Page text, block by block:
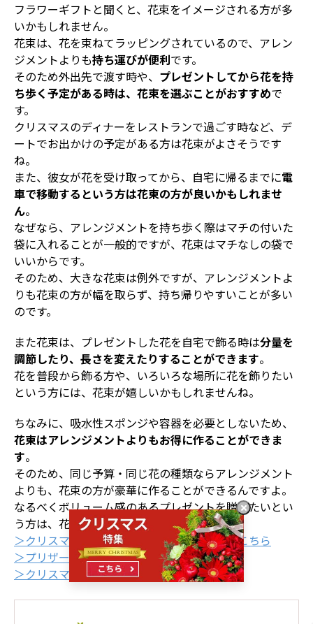
フラワーギフトと聞くと、花束をイメージされる方が多
いかもしれません。
花束は、花を束ねてラッピングされているので、アレン
ジメントよりも持ち運びが便利です。
そのため外出先で渡す時や、 プレゼントしてから花を持
ち歩く予定がある時は、花束を選ぶことがおすすめで
す。
クリスマスのディナーをレストランで過ごす時など、デ
ートでお出かけの予定がある方は花束がよさそうです
ね。
また、彼女が花を受け取ってから、自宅に帰るまでに電
車で移動するという方は花束の方が良いかもしれませ
ん。
なぜなら、アレンジメントを持ち歩く際はマチの付いた
袋に入れることが一般的ですが、花束はマチなしの袋で
いいからです。
そのため、大きな花束は例外ですが、アレンジメントよ
りも花束の方が幅を取らず、持ち帰りやすいことが多い
のです。
また花束は、プレゼントした花を自宅で飾る時は分量を
調節したり、長さを変えたりすることができます。
花を普段から飾る方や、いろいろな場所に花を飾りたい
という方には、花束が嬉しいかもしれませんね。
ちなみに、吸水性スポンジや容器を必要としないため、
花束はアレンジメントよりもお得に作ることができま
す。
そのため、同じ予算・同じ花の種類ならアレンジメント
よりも、花束の方が豪華に作ることができるんですよ。
なるべくボリューム感のあるプレゼントを贈りたいとい
う方は、花束がおすすめです。
＞クリスマス限定のアレンジメントや花束はこちら
＞プリザーブドフラワーはこちら
＞クリスマスフラワーのランキングはこちら